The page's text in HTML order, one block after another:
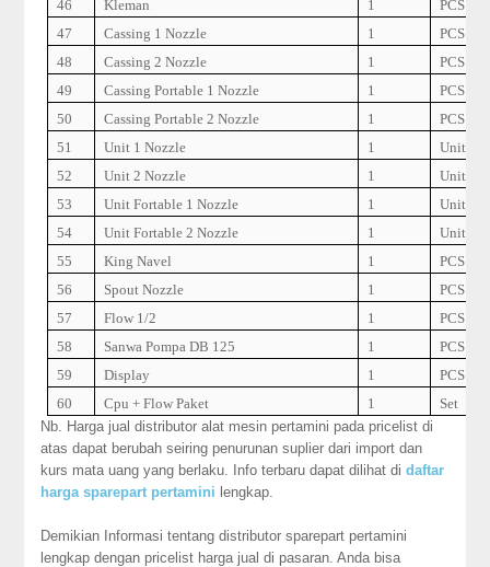
46 Kleman 1
PCS
47
Cassing 1 Nozzle 1
PCS
48
Cassing 2 Nozzle 1
PCS
49
Cassing Portable 1 Nozzle 1
PCS
50
Cassing Portable 2 Nozzle 1
PCS
51
Unit 1 Nozzle 1
Unit
52
Unit 2 Nozzle 1
Unit
53
Unit Fortable 1 Nozzle 1
Unit
54
Unit Fortable 2 Nozzle 1
Unit
55
King Navel 1
PCS
56
Spout Nozzle 1
PCS
57
Flow 1/2 1
PCS
58
Sanwa Pompa DB 125 1
PCS
59
Display 1
PCS
60
Cpu + Flow Paket 1 Set
Nb. Harga jual distributor alat mesin pertamini pada pricelist di
atas dapat berubah seiring penurunan suplier dari import dan
kurs mata uang yang berlaku. Info terbaru dapat dilihat didaftar
harga sparepart pertamini lengkap.
Demikian Informasi tentang distributor sparepart pertamini
lengkap dengan pricelist harga jual di pasaran. Anda bisa